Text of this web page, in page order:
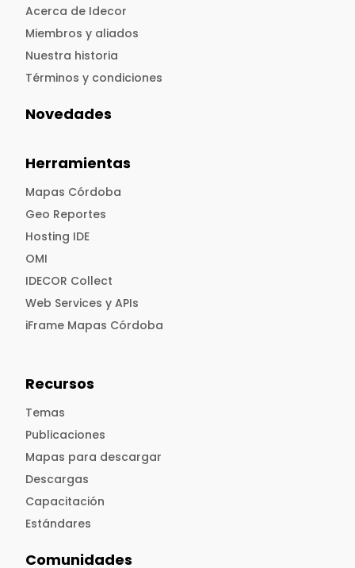
Acerca de Idecor
Miembros y aliados
Nuestra historia
Términos y condiciones
Novedades
Herramientas
Mapas Córdoba
Geo Reportes
Hosting IDE
OMI
IDECOR Collect
Web Services y APIs
iFrame Mapas Córdoba
Recursos
Temas
Publicaciones
Mapas para descargar
Descargas
Capacitación
Estándares
Comunidades